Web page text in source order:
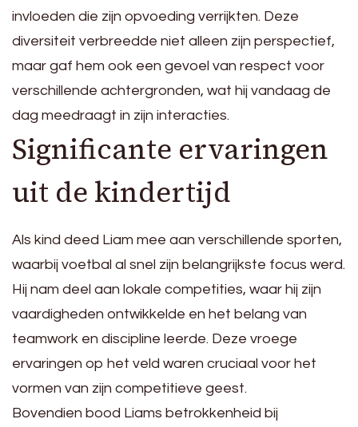
invloeden die zijn opvoeding verrijkten. Deze
diversiteit verbreedde niet alleen zijn perspectief,
maar gaf hem ook een gevoel van respect voor
verschillende achtergronden, wat hij vandaag de
dag meedraagt in zijn interacties.
Significante ervaringen
uit de kindertijd
Als kind deed Liam mee aan verschillende sporten,
waarbij voetbal al snel zijn belangrijkste focus werd.
Hij nam deel aan lokale competities, waar hij zijn
vaardigheden ontwikkelde en het belang van
teamwork en discipline leerde. Deze vroege
ervaringen op het veld waren cruciaal voor het
vormen van zijn competitieve geest.
Bovendien bood Liams betrokkenheid bij